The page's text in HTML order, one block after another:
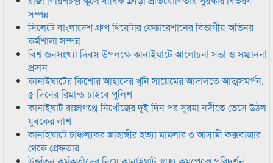
সম্পন্ন
সিলেটে বাংলাদেশ গ্রুপ থিয়েটার ফেডারেশানের বিভাগীয় অভিনয়
কর্মশালা সম্পন্ন
বিশ্ব জনসংখ্যা দিবস উপলক্ষে কানাইঘাটে আলোচনা সভা ও সম্মাননা
প্রদান
কানাইঘাটের কিশোর আহাদের খুনি সায়েমের আদালতে আত্মসমর্পন,
৫ দিনের রিমান্ড চাইবে পুলিশ
কানাইঘাট রাজাগঞ্জে নিখোঁজের দুই দিন পর সুরমা নদীতে ভেসে উঠল
যুবকের লাশ
কানাইঘাটে চাঞ্চল্যকর জাহাঙ্গীর হত্যা মামলার ৩ আসামী কক্সবাজার
থেকে গ্রেফতার